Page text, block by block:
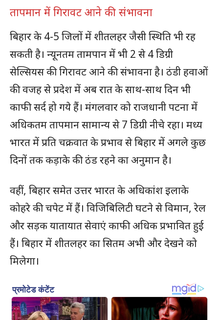
तापमान में गिरावट आने की संभावना
बिहार के 4-5 जिलों में शीतलहर जैसी स्थिति भी रह
सकती है। न्यूनतम तामपान में भी 2 से 4 डिग्री
सेल्सियस की गिरावट आने की संभावना है। ठंडी हवाओं
की वजह से प्रदेश में अब रात के साथ-साथ दिन भी
काफी सर्द हो गये हैं। मंगलवार को राजधानी पटना में
अधिकतम तापमान सामान्य से 7 डिग्री नीचे रहा। मध्य
भारत में प्रति चक्रवात के प्रभाव से बिहार में अगले कुछ
दिनों तक कड़ाके की ठंड रहने का अनुमान है।
वहीं, बिहार समेत उत्तर भारत के अधिकांश इलाके
कोहरे की चपेट में हैं। विजिबिलिटी घटने से विमान, रेल
और सड़क यातायात सेवाएं काफी अधिक प्रभावित हुई
हैं। बिहार में शीतलहर का सितम अभी और देखने को
मिलेगा।